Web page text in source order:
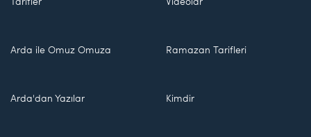
Arda ile Omuz Omuza Ramazan Tarifleri
Arda'dan Yazılar Kimdir